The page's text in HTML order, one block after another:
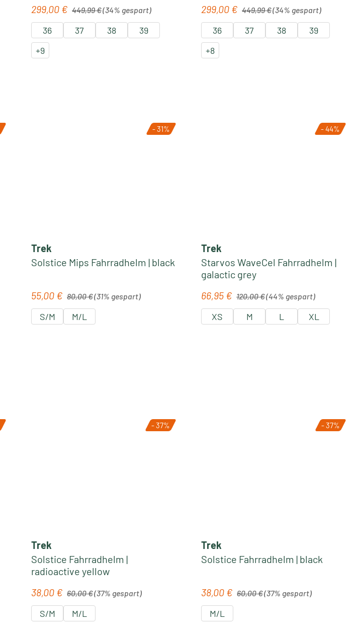
Verkaufspreis:
299,00 € 449,99 €(34% gespart)
36 37 38
39
+9
Verkaufspreis:
299,00 € 449,99 €(34% gespart)
36 37 38
39
+8
- 31%
Trek
Solstice Mips Fahrradhelm | black
Verkaufspreis:
55,00 € 80,00 €(31% gespart)
S/M M/L
- 44%
Trek
Starvos WaveCel Fahrradhelm |
galactic grey
Verkaufspreis:
66,95 € 120,00 €(44% gespart)
XS M L XL
- 37%
Trek
Solstice Fahrradhelm |
radioactive yellow
Verkaufspreis:
38,00 € 60,00 €(37% gespart)
S/M M/L
- 37%
Trek
Solstice Fahrradhelm | black
Verkaufspreis:
38,00 € 60,00 €(37% gespart)
M/L